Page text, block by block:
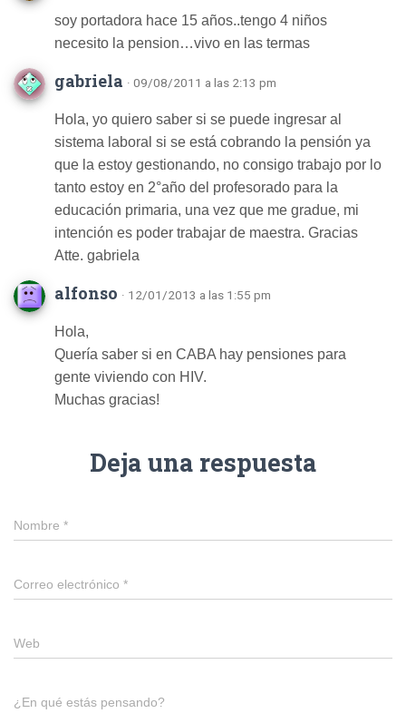
soy portadora hace 15 años..tengo 4 niños
necesito la pension…vivo en las termas
gabriela · 09/08/2011 a las 2:13 pm
Hola, yo quiero saber si se puede ingresar al
sistema laboral si se está cobrando la pensión ya
que la estoy gestionando, no consigo trabajo por lo
tanto estoy en 2°año del profesorado para la
educación primaria, una vez que me gradue, mi
intención es poder trabajar de maestra. Gracias
Atte. gabriela
alfonso · 12/01/2013 a las 1:55 pm
Hola,
Quería saber si en CABA hay pensiones para
gente viviendo con HIV.
Muchas gracias!
Deja una respuesta
Nombre *
Correo electrónico *
Web
¿En qué estás pensando?